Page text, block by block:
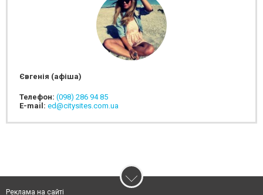
Євгенія (афіша)
Телефон: (098) 286 94 85
E-mail: ed@citysites.com.ua
Реклама на сайті